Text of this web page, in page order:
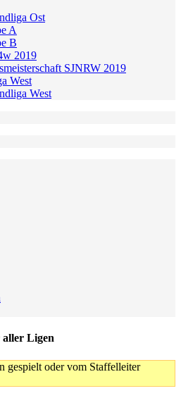
Ost
A
B
2019
SJNRW 2019
West
West
aller Ligen
gespielt oder vom Staffelleiter